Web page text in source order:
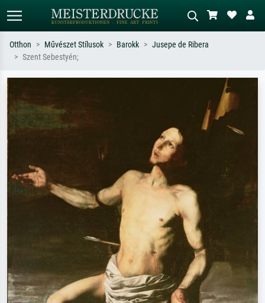
szerint – pl. Monet, Csillagos éj,
impresszionizmus, Hokusai-hullám,
Írja le a jelenetet – pl. zöld rét, sok
piros absztrakt, sötét olajkép, álló akt
egy fa mellett.
Otthon Művészet Stílusok Barokk
Jusepe de Ribera
Szent Sebestyén;